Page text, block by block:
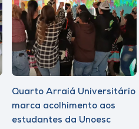
Quarto Arraiá Universitário
marca acolhimento aos
estudantes da Unoesc